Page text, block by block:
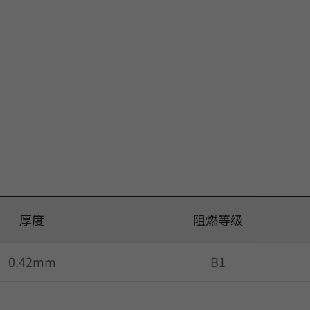
厚度 阻燃等级
0.42mm B1